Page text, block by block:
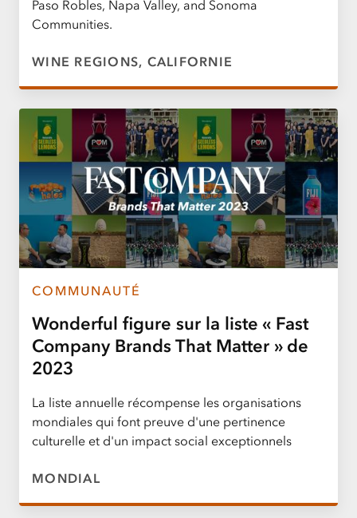
Paso Robles, Napa Valley, and Sonoma
Communities.
WINE REGIONS, CALIFORNIE
COMMUNAUTÉ
Wonderful figure sur la liste « Fast
Company Brands That Matter » de
2023
La liste annuelle récompense les organisations
mondiales qui font preuve d'une pertinence
culturelle et d'un impact social exceptionnels
MONDIAL